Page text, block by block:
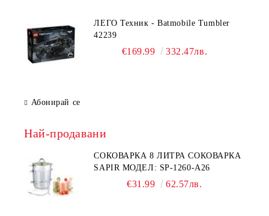
ЛЕГО Техник - Batmobile Tumbler
42239
€169.99 332.47лв.
Абонирай се
Най-продавани
СОКОВАРКА 8 ЛИТРА СОКОВАРКА
SAPIR МОДЕЛ: SP-1260-A26
€31.99 62.57лв.